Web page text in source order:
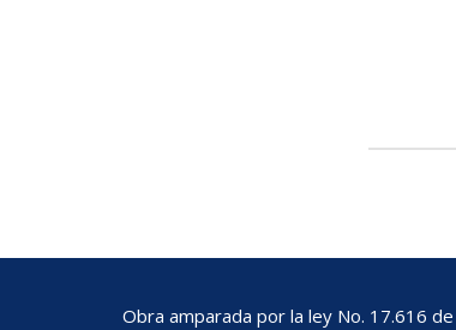
Obra amparada por la ley No. 17.616